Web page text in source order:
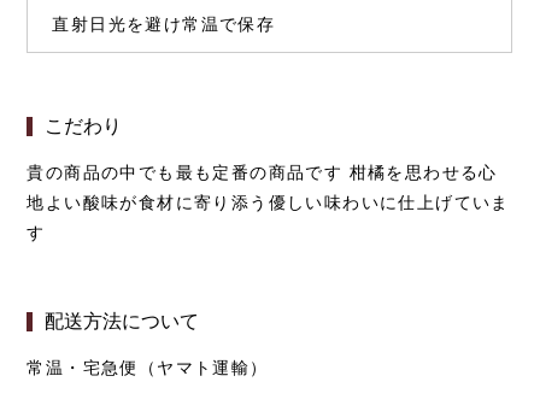
直射日光を避け常温で保存
こだわり
貴の商品の中でも最も定番の商品です 柑橘を思わせる心
地よい酸味が食材に寄り添う優しい味わいに仕上げていま
す
配送方法について
常温・宅急便（ヤマト運輸）